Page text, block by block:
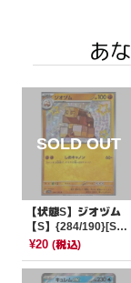
あ
【状態S】ジオヅム
【S】{284/190}[SV4
a]
¥20 (税込)